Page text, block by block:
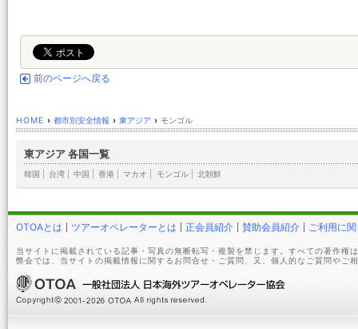
前のページへ戻る
HOME › 都市別安全情報 › 東アジア › モンゴル
東アジア 各国一覧
韓国 台湾 中国 香港 マカオ モンゴル| 北朝鮮
OTOAとは ツアーオペレーターとは 正会員紹介 賛助会員紹介 ご利用に
当サイトに掲載されている記事・写真の無断転写・複製を禁じます。すべての著作権
弊会では、当サイトの掲載情報に関するお問合せ・ご質問、又、個人的なご質問やご